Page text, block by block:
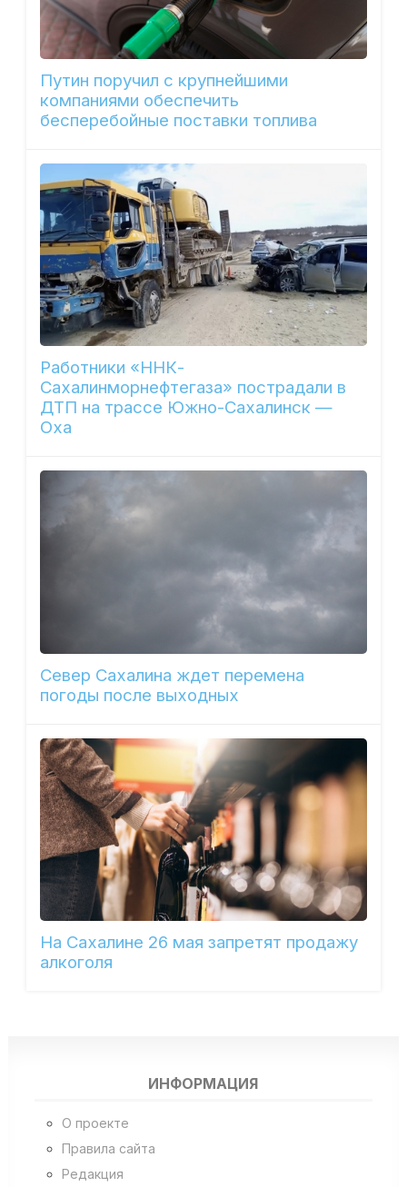
Путин поручил с крупнейшими
компаниями обеспечить
бесперебойные поставки топлива
Работники «ННК-
Сахалинморнефтегаза» пострадали в
ДТП на трассе Южно-Сахалинск —
Оха
Север Сахалина ждет перемена
погоды после выходных
На Сахалине 26 мая запретят продажу
алкоголя
ИНФОРМАЦИЯ
О проекте
Правила сайта
Редакция